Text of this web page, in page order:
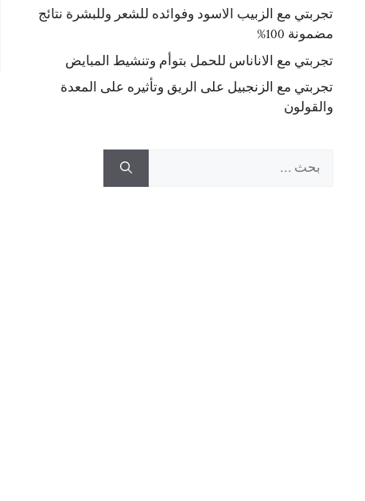
تجربتي مع الزبيب الاسود وفوائده للشعر وللبشرة نتائج
مضمونة 100%
تجربتي مع الاناناس للحمل بتوأم وتنشيط المبايض
تجربتي مع الزنجبيل على الريق وتأثيره على المعدة
والقولون
عن: